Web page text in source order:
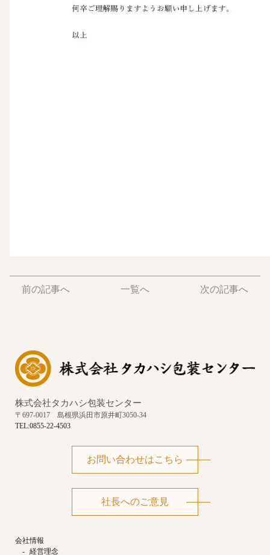
前の記事へ 一覧へ 次の記事へ
株式会社タカハシ包装センター
〒697-0017 島根県浜田市原井町3050-34
TEL:​0855-22-4503
お問い合わせはこちら
社長へのご意見
会社情報
経営理念